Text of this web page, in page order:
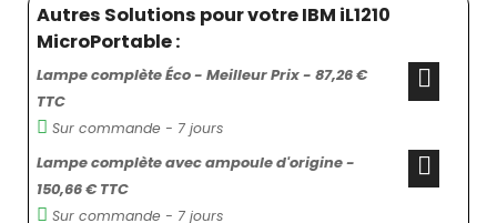
Autres Solutions pour votre IBM iL1210
MicroPortable :
Lampe complète Éco - Meilleur Prix - 87,26 €
TTC
Sur commande - 7 jours
Lampe complète avec ampoule d'origine -
150,66 € TTC
Sur commande - 7 jours